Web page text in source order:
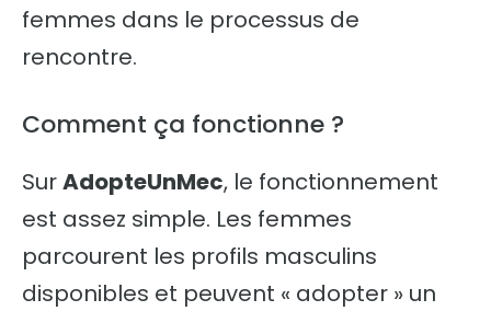
femmes dans le processus de
rencontre.
Comment ça fonctionne ?
SurAdopteUnMec, le fonctionnement
est assez simple. Les femmes
parcourent les profils masculins
disponibles et peuvent « adopter » un